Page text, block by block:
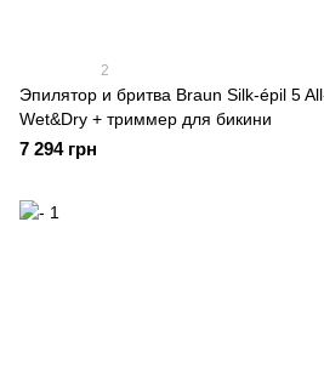
2
Эпилятор и бритва Braun Silk-épil 5
Wet&Dry + триммер для бикини
7 294 грн